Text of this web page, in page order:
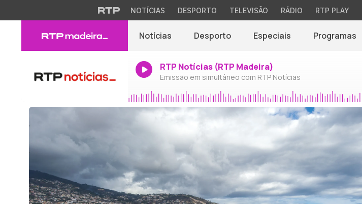
NOTÍCIAS DESPORTO TELEVISÃO RÁDIO RTP PLAY
Notícias Desporto Especiais Programas
RTP Notícias (RTP Madeira)
Emissão em simultâneo com RTP Notícias